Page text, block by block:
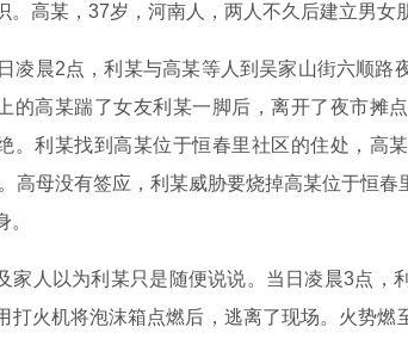
。高某，37岁，河南人，两人不久后建立男女
晨2点，利某与高某等人到吴家山街六顺路夜
的高某踹了女友利某一脚后，离开了夜市摊
。利某找到高某位于恒春里社区的住处，高
高母没有签应，利某威胁要烧掉高某位于恒春
。
人以为利某只是随便说说。当日凌晨3点，
打火机将泡沫箱点燃后，逃离了现场。火势燃